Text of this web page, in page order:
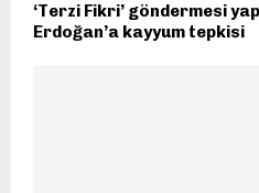
‘Terzi Fikri’ göndermesi
Erdoğan’a kayyum tepkisi